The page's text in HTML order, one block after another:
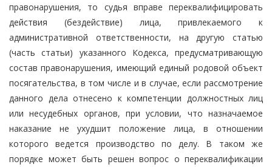
правонарушения, то судья вправе переквалифицировать
действия (бездействие) лица, привлекаемого к
административной ответственности, на другую статью
(часть статьи) указанного Кодекса, предусматривающую
состав правонарушения, имеющий единый родовой объект
посягательства, в том числе и в случае, если рассмотрение
данного дела отнесено к компетенции должностных лиц
или несудебных органов, при условии, что назначаемое
наказание не ухудшит положение лица, в отношении
которого ведется производство по делу. В таком же
порядке может быть решен вопрос о переквалификации